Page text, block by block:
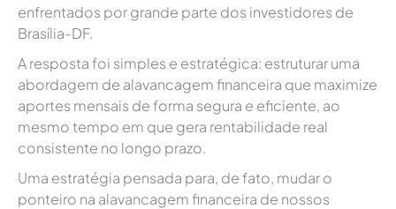
enfrentados por grande parte dos investidores de
Brasília-DF.
A resposta foi simples e estratégica: estruturar uma
abordagem de alavancagem financeira que maximize
aportes mensais de forma segura e eficiente, ao
mesmo tempo em que gera rentabilidade real
consistente no longo prazo.
Uma estratégia pensada para, de fato, mudar o
ponteiro na alavancagem financeira de nossos